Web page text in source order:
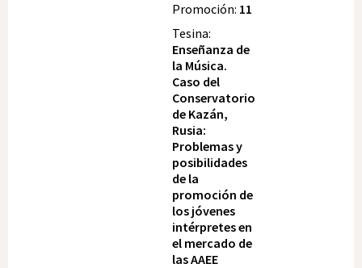
Promoción: 11
Tesina:
Enseñanza de
la Música.
Caso del
Conservatorio
de Kazán,
Rusia:
Problemas y
posibilidades
de la
promoción de
los jóvenes
intérpretes en
el mercado de
las AAEE